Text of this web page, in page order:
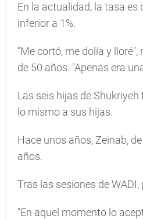
En la actualidad, la tasa es
inferior a 1%.
"Me cortó, me dolía y
de 50 años. "Apenas era
Las seis hijas de
lo mismo a sus hijas.
Hace unos años, Zeinab,
años.
Tras las sesiones de
"En aquel momento lo